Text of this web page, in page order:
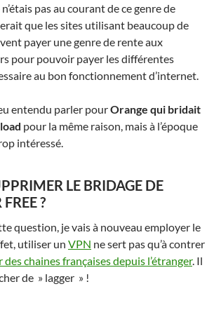
pas au courant de ce genre de
que les sites utilisant beaucoup de
payer une genre de rente aux
pour pouvoir payer les différentes
au bon fonctionnement d’internet.
entendu parler pourOrange qui bridait
pour la même raison, mais à l’époque
intéressé.
LE BRIDAGE DE
?
question, je vais à nouveau employer le
utiliser un VPN ne sert pas qu’à contrer
des chaines françaises depuis l’étranger. Il
de » lagger » !